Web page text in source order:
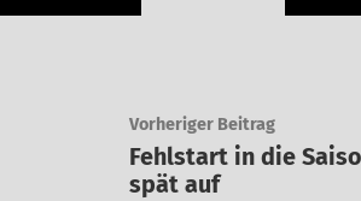
Vorheriger Beitrag
Fehlstart in die
spät auf